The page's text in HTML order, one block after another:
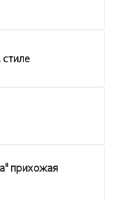
прихожая